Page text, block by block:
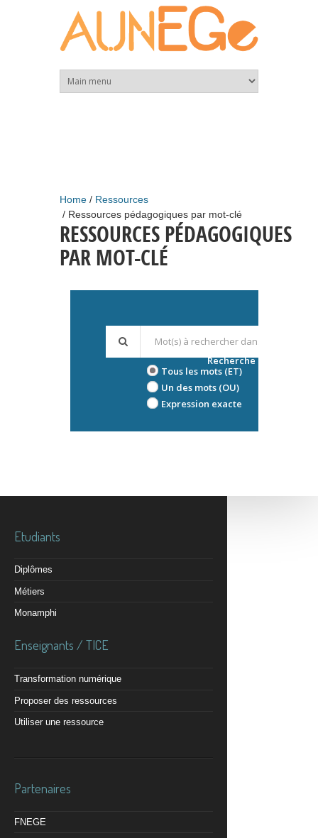
Home
Ressources
Ressources pédagogiques par mot-clé
RESSOURCES PÉDAGOGIQUES
PAR MOT-CLÉ
Tous les mots (ET)
Un des mots (OU)
Expression exacte
Recherche avancée
Etudiants
Diplômes
Métiers
Monamphi
Enseignants / TICE
Transformation numérique
Proposer des ressources
Utiliser une ressource
Partenaires
FNEGE